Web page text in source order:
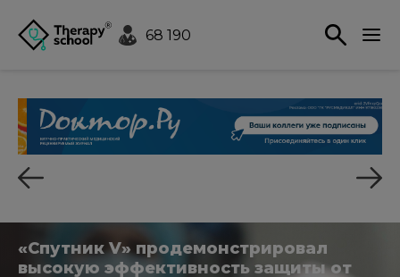
68 190
«Спутник V» продемонстрировал
высокую эффективность защиты от